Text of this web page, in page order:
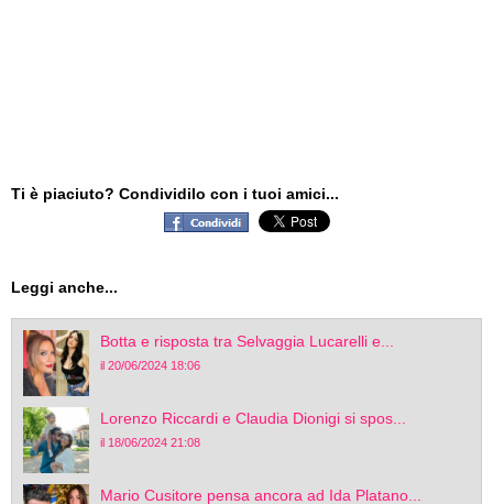
Ti è piaciuto? Condividilo con i tuoi amici...
Leggi anche...
Botta e risposta tra Selvaggia Lucarelli e...
il 20/06/2024 18:06
Lorenzo Riccardi e Claudia Dionigi si spos...
il 18/06/2024 21:08
Mario Cusitore pensa ancora ad Ida Platano...